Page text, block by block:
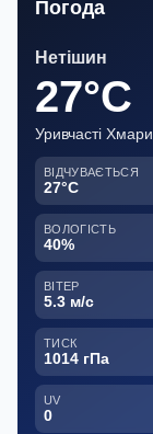
Погода
Нетішин
27°C
Уривчасті Хмари
ВІДЧУВАЄТЬСЯ
27°C
ВОЛОГІСТЬ
40%
ВІТЕР
5.3 м/с
ТИСК
1014 гПа
UV
0